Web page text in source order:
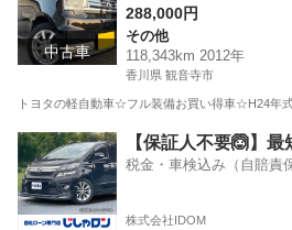
中古車
義変更代込み】車内広
ース☆Bluetoothナビ付
☆ETC付き☆バックカ
288,000円
その他
118,343km 2012年
香川県 観音寺市
トヨタの軽自動車☆フル装備お買い得車☆H24年
香川 観音寺市 その他 お買い得
【保証人不要🙆】
税金・車検込み（自賠責
株式会社IDOM